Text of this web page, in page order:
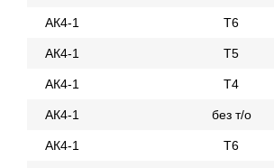
АК4-1 Т6
АК4-1 Т5
АК4-1 Т4
АК4-1 без т/о
АК4-1 Т6